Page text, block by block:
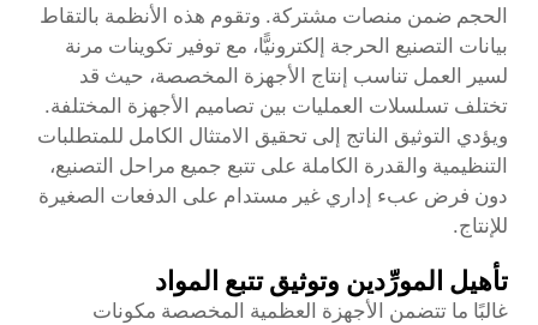
الحجم ضمن منصات مشتركة. وتقوم هذه الأنظمة بالتقاط
بيانات التصنيع الحرجة إلكترونيًّا، مع توفير تكوينات مرنة
لسير العمل تناسب إنتاج الأجهزة المخصصة، حيث قد
تختلف تسلسلات العمليات بين تصاميم الأجهزة المختلفة.
ويؤدي التوثيق الناتج إلى تحقيق الامتثال الكامل للمتطلبات
التنظيمية والقدرة الكاملة على تتبع جميع مراحل التصنيع،
دون فرض عبء إداري غير مستدام على الدفعات الصغيرة
للإنتاج.
تأهيل المورِّدين وتوثيق تتبع المواد
غالبًا ما تتضمن الأجهزة العظمية المخصصة مكونات